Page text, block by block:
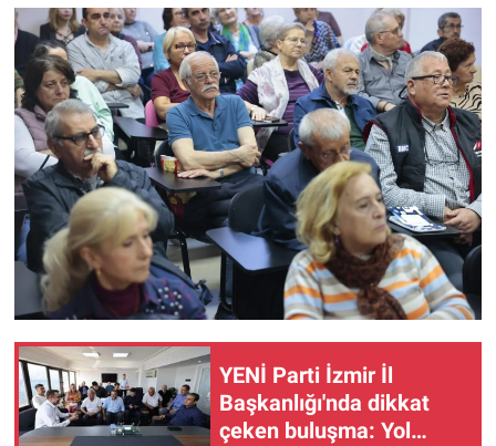
YENİ Parti İzmir İl
Başkanlığı'nda dikkat
çeken buluşma: Yol